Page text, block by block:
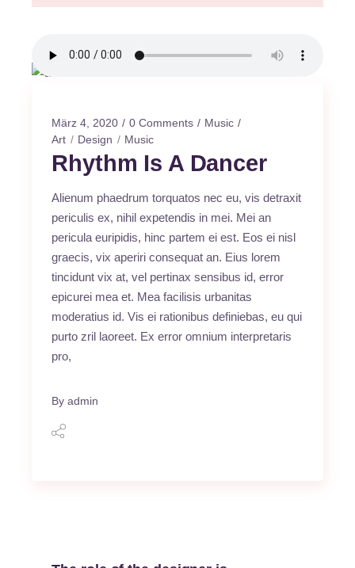
März 4, 2020 0 Comments
Music
Art
Design Music
Rhythm Is A Dancer
Alienum phaedrum torquatos nec eu, vis detraxit
periculis ex, nihil expetendis in mei. Mei an
pericula euripidis, hinc partem ei est. Eos ei nisl
graecis, vix aperiri consequat an. Eius lorem
tincidunt vix at, vel pertinax sensibus id, error
epicurei mea et. Mea facilisis urbanitas
moderatius id. Vis ei rationibus definiebas, eu qui
purto zril laoreet. Ex error omnium interpretaris
pro,
By admin